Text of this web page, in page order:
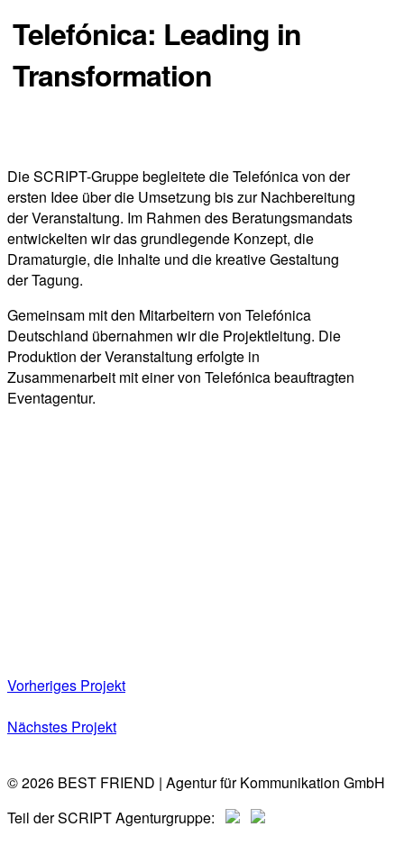
Telefónica: Leading in
Transformation
Die SCRIPT-Gruppe begleitete die Telefónica von der
ersten Idee über die Umsetzung bis zur Nachbereitung
der Veranstaltung. Im Rahmen des Beratungsmandats
entwickelten wir das grundlegende Konzept, die
Dramaturgie, die Inhalte und die kreative Gestaltung
der Tagung.
Gemeinsam mit den Mitarbeitern von Telefónica
Deutschland übernahmen wir die Projektleitung. Die
Produktion der Veranstaltung erfolgte in
Zusammenarbeit mit einer von Telefónica beauftragten
Eventagentur.
Vorheriges Projekt
Nächstes Projekt
© 2026 BEST FRIEND | Agentur für Kommunikation GmbH
Teil der SCRIPT Agenturgruppe: